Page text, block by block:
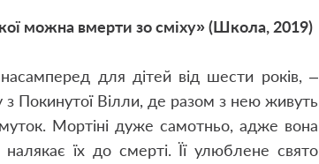
можна вмерти зо сміху» (Школа, 2019)
для дітей від шести років, –
з Покинутої Вілли, де разом з нею живуть
Мортіні дуже самотньо, адже вона
їх до смерті. Її улюблене свято